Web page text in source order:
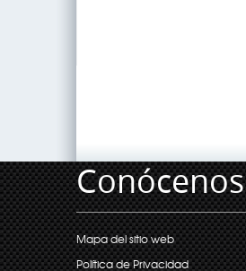
Conócenos
Mapa del sitio web
Política de Privacidad